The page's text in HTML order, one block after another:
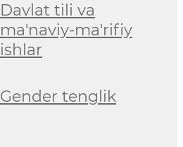
Davlat tili va
ma'naviy-ma'rifiy
ishlar
Gender tenglik